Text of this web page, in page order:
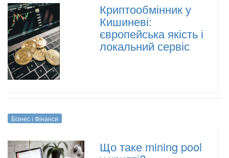
Криптообмінник у
Кишиневі:
європейська якість і
локальний сервіс
Бізнес і Фінанси
Що таке mining pool